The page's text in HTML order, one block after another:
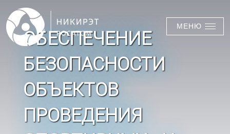
МЕНЮ
ОБЕСПЕЧЕНИЕ
БЕЗОПАСНОСТИ
ОБЪЕКТОВ
ПРОВЕДЕНИЯ